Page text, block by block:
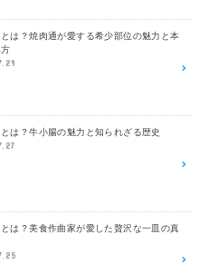
は？焼肉通が愛する希少部位の魅力と本
は？牛小腸の魅力と知られざる歴史
は？美食作曲家が愛した贅沢な一皿の真